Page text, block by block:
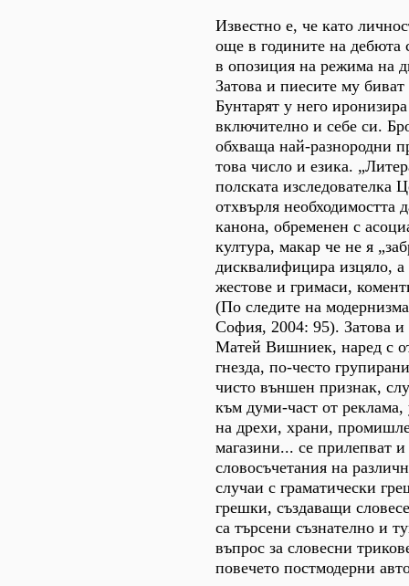
Известно е, че като
още в годините на
в опозиция на режима на
Затова и пиесите му биват
Бунтарят у него
включително и себе си.
обхваща най-разнородни
това число и езика.
полската изследователка
отхвърля необходимостта
канона, обременен с
култура, макар че не я
дисквалифицира изцяло, а
жестове и гримаси,
(По следите на
София, 2004: 95). Затова и
Матей Вишниек, наред с
гнезда, по-често
чисто външен признак,
към думи-част от
на дрехи, храни,
магазини... се прилепват
словосъчетания на
случаи с граматически
грешки, създаващи
са търсени съзнателно и
въпрос за словесни
повечето постмодерни